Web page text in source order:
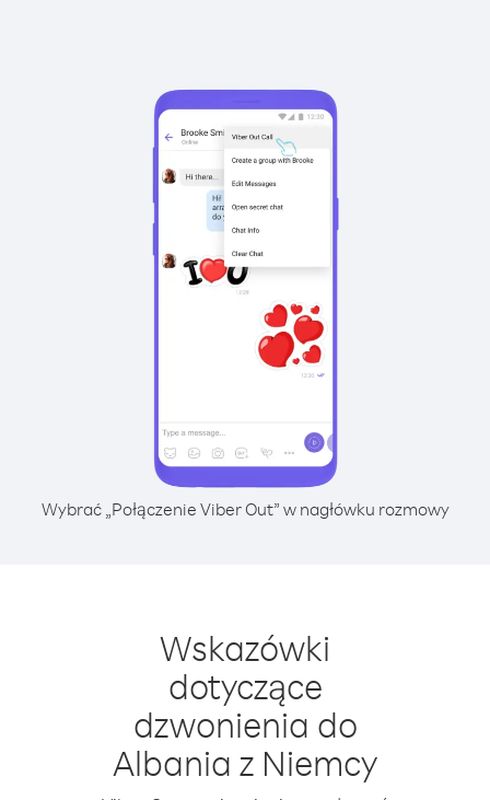
Wybrać „Połączenie Viber Out” w nagłówku rozmowy
Wskazówki
dotyczące
dzwonienia do
Albania z Niemcy